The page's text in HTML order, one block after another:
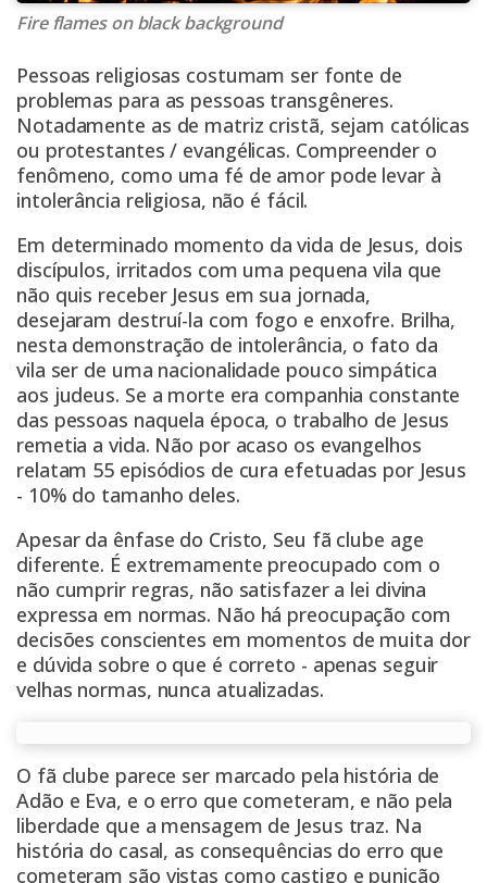
Fire flames on black background
Pessoas religiosas costumam ser fonte de
problemas para as pessoas transgêneres.
Notadamente as de matriz cristã, sejam católicas
ou protestantes / evangélicas. Compreender o
fenômeno, como uma fé de amor pode levar à
intolerância religiosa, não é fácil.
Em determinado momento da vida de Jesus, dois
discípulos, irritados com uma pequena vila que
não quis receber Jesus em sua jornada,
desejaram destruí-la com fogo e enxofre. Brilha,
nesta demonstração de intolerância, o fato da
vila ser de uma nacionalidade pouco simpática
aos judeus. Se a morte era companhia constante
das pessoas naquela época, o trabalho de Jesus
remetia a vida. Não por acaso os evangelhos
relatam 55 episódios de cura efetuadas por Jesus
- 10% do tamanho deles.
Apesar da ênfase do Cristo, Seu fã clube age
diferente. É extremamente preocupado com o
não cumprir regras, não satisfazer a lei divina
expressa em normas. Não há preocupação com
decisões conscientes em momentos de muita dor
e dúvida sobre o que é correto - apenas seguir
velhas normas, nunca atualizadas.
O fã clube parece ser marcado pela história de
Adão e Eva, e o erro que cometeram, e não pela
liberdade que a mensagem de Jesus traz. Na
história do casal, as consequências do erro que
cometeram são vistas como castigo e punição